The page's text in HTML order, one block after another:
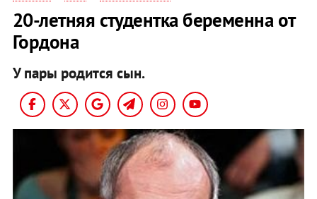
20-летняя студентка беременна от
Гордона
У пары родится сын.